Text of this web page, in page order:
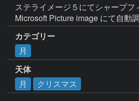
ステライメージ５にてシャープフ
Microsoft Picture image にて自動
カテゴリー
月
天体
月
クリスマス